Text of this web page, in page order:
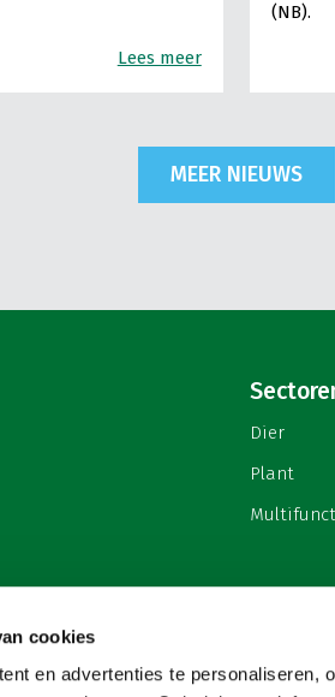
cookies
en advertenties te personaliseren,
Lees meer
(NB).
MEER NIEUWS
Dier
Plant